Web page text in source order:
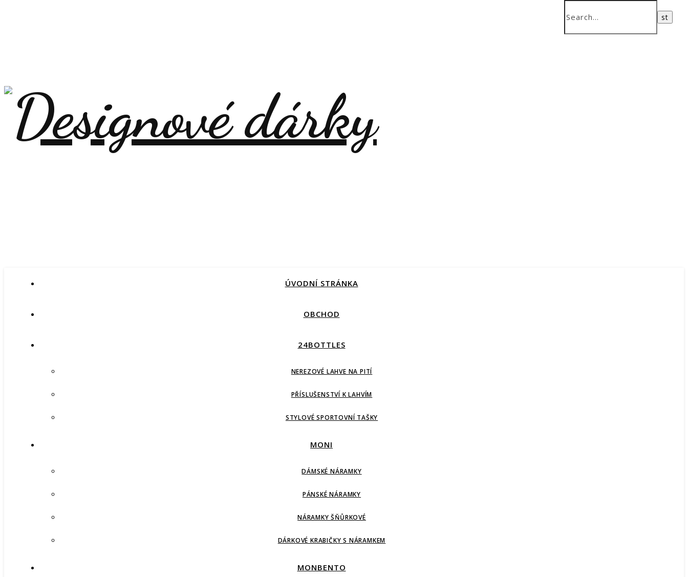
ÚVODNÍ STRÁNKA
OBCHOD
24BOTTLES
NEREZOVÉ LAHVE NA PITÍ
PŘÍSLUŠENSTVÍ K LAHVÍM
STYLOVÉ SPORTOVNÍ TAŠKY
MONI
DÁMSKÉ NÁRAMKY
PÁNSKÉ NÁRAMKY
NÁRAMKY ŠŇŮRKOVÉ
DÁRKOVÉ KRABIČKY S NÁRAMKEM
MONBENTO